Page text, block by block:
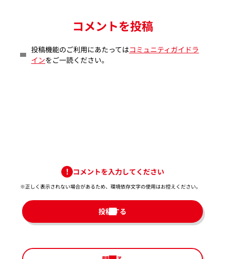
コメントを投稿
投稿機能のご利用にあたってはコミュニティガイドラ
インをご一読ください。
コメントを入力してください
※正しく表示されない場合があるため、環境依存文字の使用はお控えください。​
投稿する